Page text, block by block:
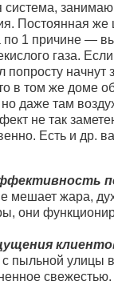
система,
Постоянная же
по 1 причине —
газа.
попросту начнут
в том же доме
даже там
не так
Есть и др.
мешает жара,
они
с пыльной улицы
свежестью.